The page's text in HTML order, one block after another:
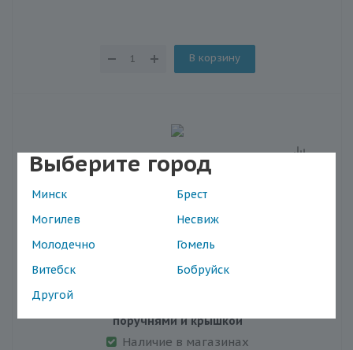
Выберите город
Минск
Брест
Могилев
Несвиж
Молодечно
Гомель
Витебск
Бобруйск
Другой
В корзину
Сиденье-насадка для унитаза Bradex KZ 0934 с
поручнями и крышкой
Наличие в магазинах